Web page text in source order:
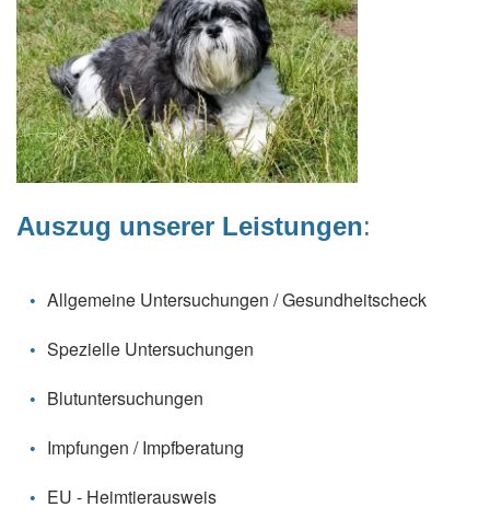
Auszug unserer Leistungen:
Allgemeine Untersuchungen / Gesundheitscheck
Spezielle Untersuchungen
Blutuntersuchungen
Impfungen / Impfberatung
EU - Heimtierausweis